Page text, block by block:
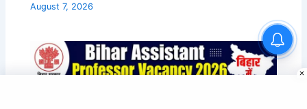
August 7, 2026
Vacancy 2026: 12th Pass
Mining Sipahi Bharti
Notification